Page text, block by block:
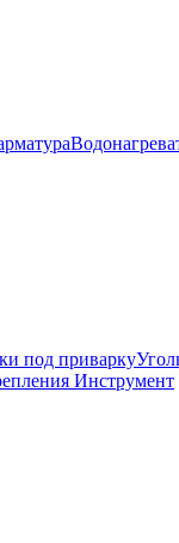
под приварку
Инструмент